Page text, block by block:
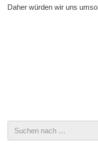
Daher würden wir uns